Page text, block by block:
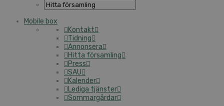
Mobile box
Kontakt
Tidning
Annonsera
Hitta församling
Press
SAU
Kalender
Lediga tjänster
Sommargårdar